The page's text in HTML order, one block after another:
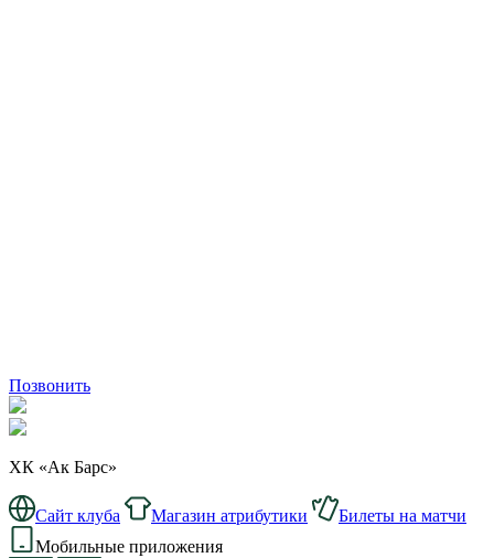
Позвонить
ХК «Ак Барс»
Сайт клуба Магазин атрибутики
Билеты на матчи
Мобильные приложения